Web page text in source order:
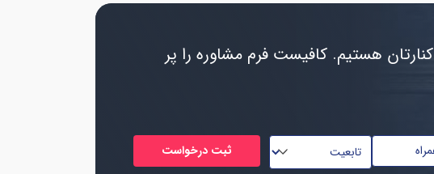
کنارتان هستیم. کافیست فرم مشاوره را پر